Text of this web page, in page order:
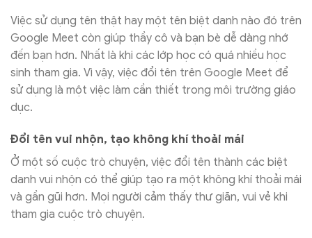
Việc sử dụng tên thật hay một tên biệt danh nào đó trên
Google Meet còn giúp thầy cô và bạn bè dễ dàng nhớ
đến bạn hơn. Nhất là khi các lớp học có quá nhiều học
sinh tham gia. Vì vậy, việc đổi tên trên Google Meet để
sử dụng là một việc làm cần thiết trong môi trường giáo
dục.
Đổi tên vui nhộn, tạo không khí thoải mái
Ở một số cuộc trò chuyện, việc đổi tên thành các biệt
danh vui nhộn có thể giúp tạo ra một không khí thoải mái
và gần gũi hơn. Mọi người cảm thấy thư giãn, vui vẻ khi
tham gia cuộc trò chuyện.